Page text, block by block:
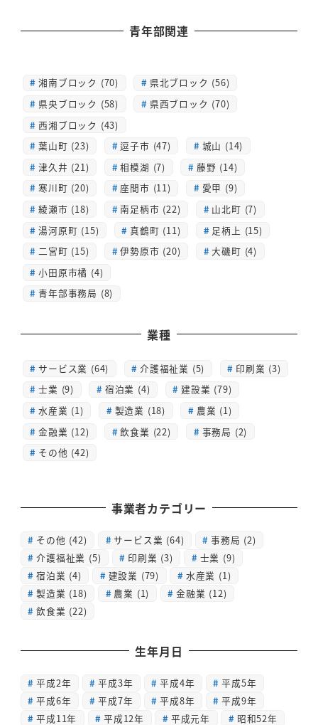
青年部関連
湘南ブロック (70)
県北ブロック (56)
県央ブロック (58)
県西ブロック (70)
西湘ブロック (43)
葉山町 (23)
逗子市 (47)
城山 (14)
津久井 (21)
相模湖 (7)
藤野 (14)
寒川町 (20)
座間市 (11)
愛甲 (9)
綾瀬市 (18)
南足柄市 (22)
山北町 (7)
湯河原町 (15)
真鶴町 (11)
足柄上 (15)
二宮町 (15)
伊勢原市 (20)
大磯町 (4)
小田原市橘 (4)
青年部事務局 (8)
業種
サービス業 (64) 介護福祉業 (5)
印刷業 (3)
士業 (9)
宿泊業 (4)
建設業 (79)
水産業 (1)
製造業 (18)
農業 (1)
金融業 (12)
飲食業 (22)
事務局 (2)
その他 (42)
事業者カテゴリー
その他 (42) サービス業 (64) 事務局 (2)
介護福祉業 (5) 印刷業 (3) 士業 (9)
宿泊業 (4) 建設業 (79) 水産業 (1)
製造業 (18) 農業 (1) 金融業 (12)
飲食業 (22)
生年月日
平成2年 平成3年 平成4年
平成5年
平成6年
平成7年 平成8年
平成9年
平成11年
平成12年 平成元年
昭和52年